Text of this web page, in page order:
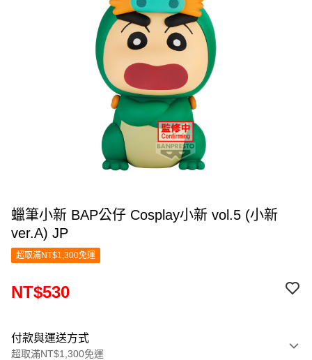
蠟筆小新 BAP公仔 Cosplay小新 vol.5 (小新
ver.A) JP
超取滿NT$1,300免運
NT$530
付款與運送方式
超取滿NT$1,300免運